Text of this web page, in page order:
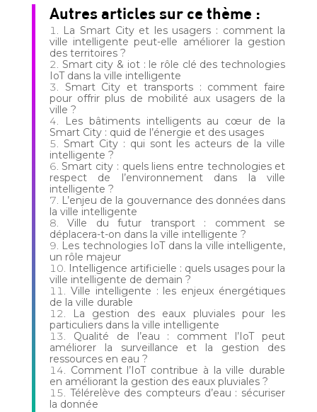
Autres articles sur ce thème :
La Smart City et les usagers : comment la
ville intelligente peut-elle améliorer la gestion
des territoires ?
Smart city & iot : le rôle clé des technologies
IoT dans la ville intelligente
Smart City et transports : comment faire
pour offrir plus de mobilité aux usagers de la
ville ?
Les bâtiments intelligents au cœur de la
Smart City : quid de l’énergie et des usages
Smart City : qui sont les acteurs de la ville
intelligente ?
Smart city : quels liens entre technologies et
respect de l’environnement dans la ville
intelligente ?
L’enjeu de la gouvernance des données dans
la ville intelligente
Ville du futur transport : comment se
déplacera-t-on dans la ville intelligente ?
Les technologies IoT dans la ville intelligente,
un rôle majeur
Intelligence artificielle : quels usages pour la
ville intelligente de demain ?
Ville intelligente : les enjeux énergétiques
de la ville durable
La gestion des eaux pluviales pour les
particuliers dans la ville intelligente
Qualité de l’eau : comment l’IoT peut
améliorer la surveillance et la gestion des
ressources en eau ?
Comment l’IoT contribue à la ville durable
en améliorant la gestion des eaux pluviales ?
Télérelève des compteurs d’eau : sécuriser
la donnée